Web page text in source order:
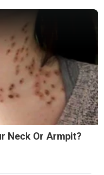
Neck Or Armpit?